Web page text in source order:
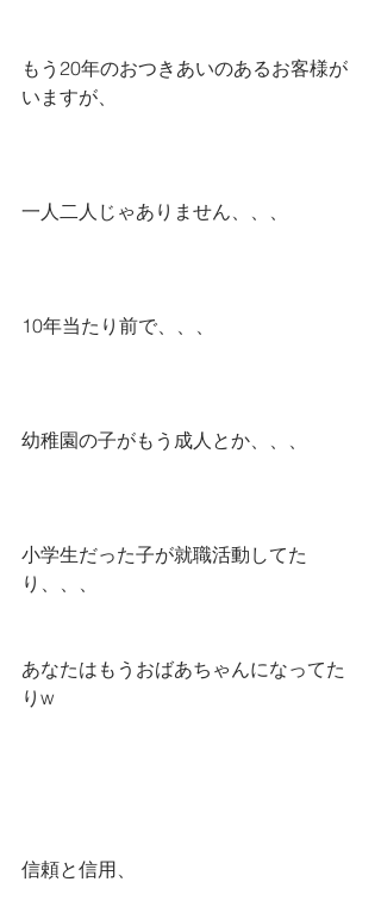
もう20年のおつきあいのあるお客様が
いますが、
一人二人じゃありません、、、
10年当たり前で、、、
幼稚園の子がもう成人とか、、、
小学生だった子が就職活動してた
り、、、
あなたはもうおばあちゃんになってた
りw
信頼と信用、